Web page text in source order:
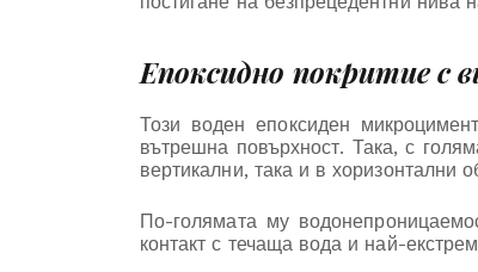
Епоксидно покритие с
Този воден епоксиден
вътрешна повърхност. Така, с
вертикални, така и в хоризонтални
По-голямата му
контакт с течаща вода и най-